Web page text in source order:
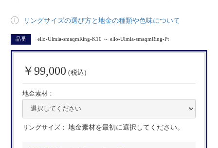
リングサイズの選び方と地金の種類や色味について
品番 ello-Ulmia-smaqmRing-K10 ～ ello-Ulmia-smaqmRing-Pt
￥99,000 (税込)
地金素材：
リングサイズ： 地金素材を最初に選択してください。